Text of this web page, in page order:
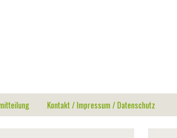
Kontakt / Impressum / Datenschutz